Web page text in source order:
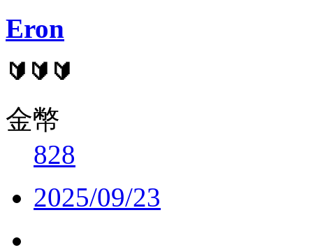
Eron
🔰🔰🔰
金幣
828
2025/09/23